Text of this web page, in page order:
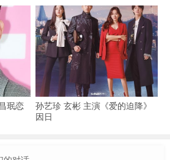
珉恋
孙艺珍 玄彬 主演《爱的迫降》
因日